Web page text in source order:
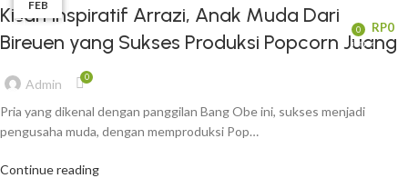
0
items
/ RP0
AUG
Kisah Inspiratif Arrazi, Anak Muda Dari
Bireuen yang Sukses Produksi Popcorn Juang
Admin 0
Pria yang dikenal dengan panggilan Bang Obe ini, sukses menjadi
pengusaha muda, dengan memproduksi Pop…
Continue reading
DEC
JAN
FEB